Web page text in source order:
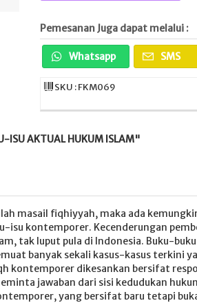
Pemesanan Juga dapat melalui :
Whatsapp SMS
SKU : FKM069
ISU AKTUAL HUKUM ISLAM"
masail fiqhiyyah, maka ada
kontemporer. Kecenderungan
tak luput pula di Indonesia. Buku-
banyak sekali kasus-kasus terkini
kontemporer dikesankan bersifat
jawaban dari sisi kedudukan
yang bersifat baru tetapi